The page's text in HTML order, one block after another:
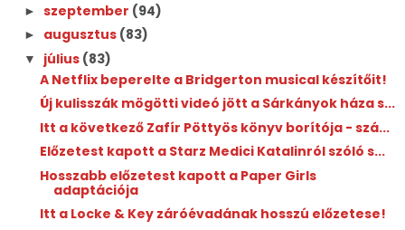
► szeptember (94)
► augusztus (83)
▼ július (83)
A Netflix beperelte a Bridgerton musical készítőit!
Új kulisszák mögötti videó jött a Sárkányok háza s...
Itt a következő Zafír Pöttyös könyv borítója - szá...
Előzetest kapott a Starz Medici Katalinról szóló s...
Hosszabb előzetest kapott a Paper Girls
adaptációja
Itt a Locke & Key záróévadának hosszú előzetese!